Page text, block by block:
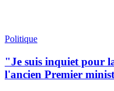
Politique
"Je suis inquiet pour
l'ancien Premier